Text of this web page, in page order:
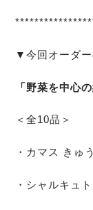
▼今回オーダ
「野菜を中心
＜全10品＞
・カマス きゅ
・シャルキュ